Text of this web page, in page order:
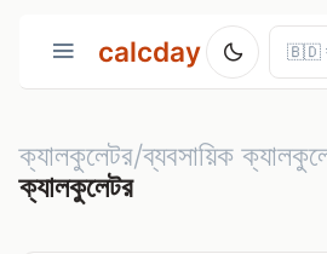
calcday
ক্যালকুলেটর/ব্যবসায়িক
ক্যালকুলেটর